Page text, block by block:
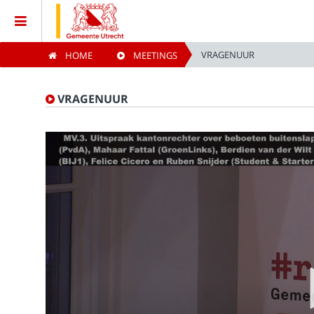
Home
Meetings
Live Sessions
Categories
HOME MEETINGS VRAGENUUR
VRAGENUUR